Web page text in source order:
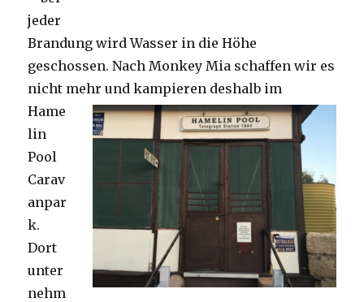
jeder
Brandung wird Wasser in die Höhe
geschossen. Nach Monkey Mia schaffen wir es
nicht mehr und kampieren deshalb im
Hame
lin
Pool
Carav
anpar
k.
Dort
unter
nehm